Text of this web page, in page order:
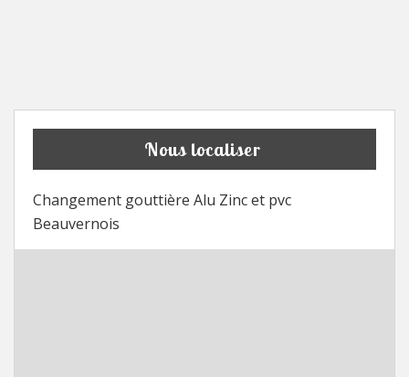
Nous localiser
Changement gouttière Alu Zinc et pvc
Beauvernois